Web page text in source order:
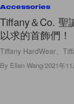
Accessories
Tiffany＆Co. 聖
以求的首飾們！
Tiffany HardWear、
By Ellen Wang/2021年11